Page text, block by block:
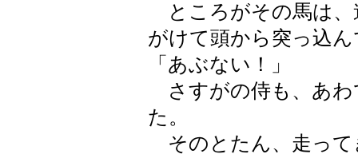
ところがその馬は、
がけて頭から突っ込
「あぶない！」
さすがの侍も、あわ
た。
そのとたん、走って